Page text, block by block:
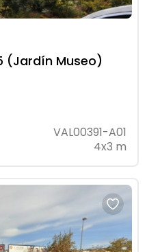
(Jardín Museo)
VAL00391-A01
4x3 m